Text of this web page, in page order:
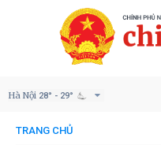
Hà Nội 28° - 29°
TRANG CHỦ